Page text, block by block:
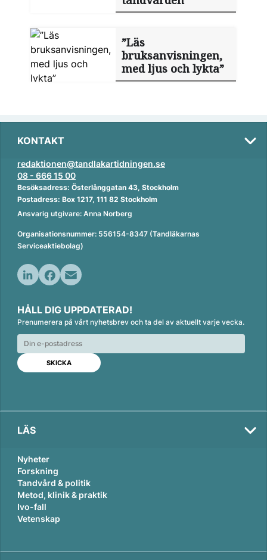
”Läs
bruksanvisningen,
med ljus och lykta”
KONTAKT
redaktionen@tandlakartidningen.se
08 - 666 15 00
Besöksadress: Österlånggatan 43, Stockholm
Postadress: Box 1217, 111 82 Stockholm
Ansvarig utgivare: Anna Norberg
Organisationsnummer: 556154-8347 (Tandläkarnas
Serviceaktiebolag)
n
k
e
d
n
c
e
b
o
o
k
a
i
l
HÅLL DIG UPPDATERAD!
Prenumerera på vårt nyhetsbrev och ta del av aktuellt varje vecka.
LÄS
Nyheter
Forskning
Tandvård & politik
Metod, klinik & praktik
Ivo-fall
Vetenskap